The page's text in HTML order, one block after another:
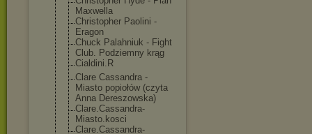
Maxwella
Christopher Paolini -
Eragon
Chuck Palahniuk - Fight
Club. Podziemny krąg
Cialdini.R
Clare Cassandra -
Miasto popiołów (czyta
Anna Dereszowska)
Clare.Cassandra-
Miasto.kosci
Clare.Cassandra-